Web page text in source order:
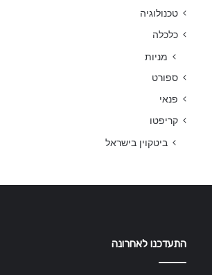
טכנולוגיה
כלכלה
מניות
ספורט
פנאי
קריפטו
ביטקוין בישראל
התעדכנו לאחרונה